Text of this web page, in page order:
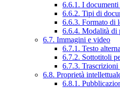
6.6.1. I
6.6.2. Tipi di
6.6.3. Formato di
6.6.4. Modalità di
6.7. Immagini e video
6.7.1. Testo
6.7.2. Sottotitoli
6.7.3.
6.8. Proprietà
6.8.1.